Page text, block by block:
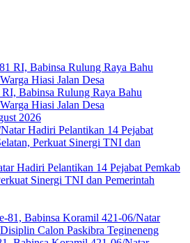
Babinsa Rulung Raya Bahu
Hiasi Jalan Desa
2026
Hadiri Pelantikan 14 Pejabat Pemkab
Sinergi TNI dan Pemerintah